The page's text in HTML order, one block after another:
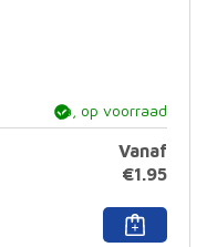
ja, op voorraad
Vanaf
€1.95
Dit